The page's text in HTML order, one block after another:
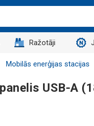
Ražotāji
Mobilās enerģijas stacijas
USB-A